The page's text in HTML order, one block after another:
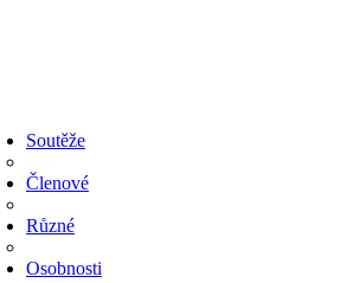
Soutěže
Členové
Různé
Osobnosti